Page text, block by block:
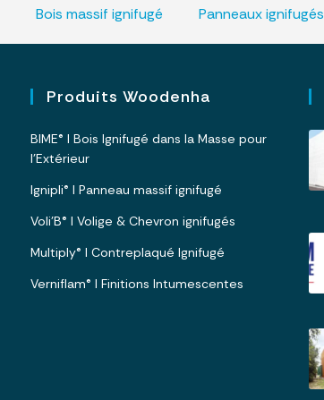
Bois massif ignifugé Panneaux ignifugés
Produits Woodenha
BIME® I Bois Ignifugé dans la Masse pour
l’Extérieur
Ignipli® I Panneau massif ignifugé
Voli’B® I Volige & Chevron ignifugés
Multiply® I Contreplaqué Ignifugé
Verniflam® I Finitions Intumescentes